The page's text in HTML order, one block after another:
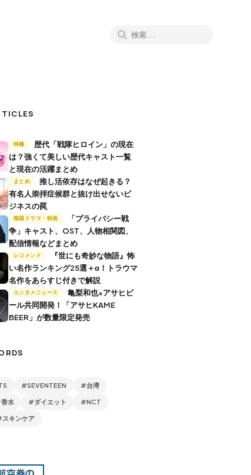
特撮
は？強くて美しい歴代キャスト一覧
と現在の活躍まとめ
まとめ
推し活依存はなぜ起きる？
有名人崇拝症候群と抜け出せないビ
ジネスの罠
韓国ドラマ・映画
争」キャスト、OST、人物相関図、
配信情報などまとめ
レコメンド
い名作ランキング25選＋α！トラウマ
名作をあらすじ付きで解説
エンタメニュース
ール共同開発！「アサヒKAME
BEER」が数量限定発売
#SEVENTEEN #台湾
水 #ダイエット #NCT
キンケア